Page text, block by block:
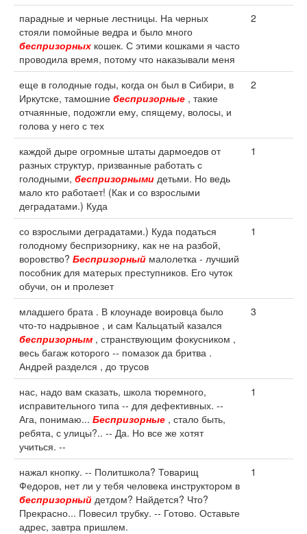
парадные и черные лестницы. На черных
стояли помойные ведра и было много
беспризорных кошек. С этими кошками я часто
проводила время, потому что наказывали меня
2
еще в голодные годы, когда он был в Сибири, в
Иркутске, тамошние беспризорные , такие
отчаянные, подожгли ему, спящему, волосы, и
голова у него с тех
2
каждой дыре огромные штаты дармоедов от
разных структур, призванные работать с
голодными, беспризорными детьми. Но ведь
мало кто работает! (Как и со взрослыми
деградатами.) Куда
1
со взрослыми деградатами.) Куда податься
голодному беспризорнику, как не на разбой,
воровство? Беспризорный малолетка - лучший
пособник для матерых преступников. Его чуток
обучи, он и пролезет
1
младшего брата . В клоунаде воировца было
что-то надрывное , и сам Кальцатый казался
беспризорным , странствующим фокусником ,
весь багаж которого -- помазок да бритва .
Андрей разделся , до трусов
3
нас, надо вам сказать, школа тюремного,
исправительного типа -- для дефективных. --
Ага, понимаю... Беспризорные , стало быть,
ребята, с улицы?.. -- Да. Но все же хотят
учиться. --
1
нажал кнопку. -- Политшкола? Товарищ
Федоров, нет ли у тебя человека инструктором в
беспризорный детдом? Найдется? Что?
Прекрасно... Повесил трубку. -- Готово. Оставьте
адрес, завтра пришлем.
1